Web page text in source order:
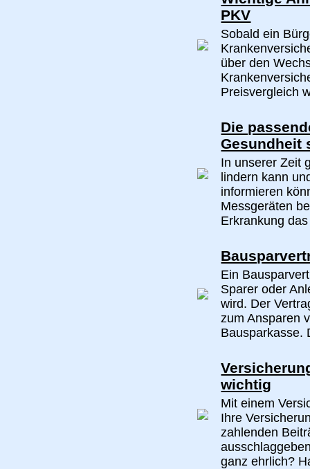
PKV
Sobald ein
über den
Preisvergleich
Die
Gesundheit
In unserer Zeit
lindern kann
informieren
Messgeräten
Erkrankung
Ein
Sparer oder
wird. Der
zum Ansparen
Bausparkasse.
wichtig
Mit einem
Ihre
zahlenden
ganz ehrlich?